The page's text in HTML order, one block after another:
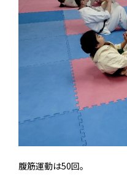
腹筋運動は50回。